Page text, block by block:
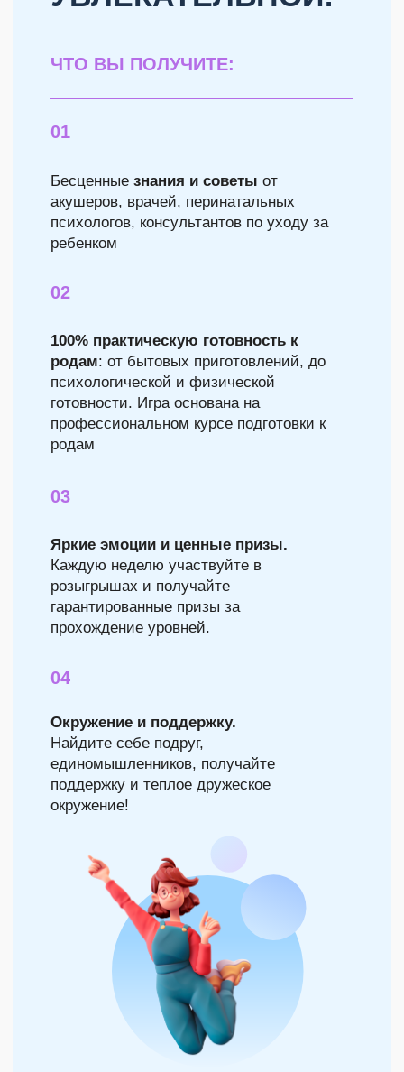
КТО МЫ ТАКИЕ И ПОЧЕМУ НАМ
МОЖНО ДОВЕРЯТЬ
О ШКОЛЕ
Школа Материнства — центр
поддержки и обучения мам и
специалистов, работающих с